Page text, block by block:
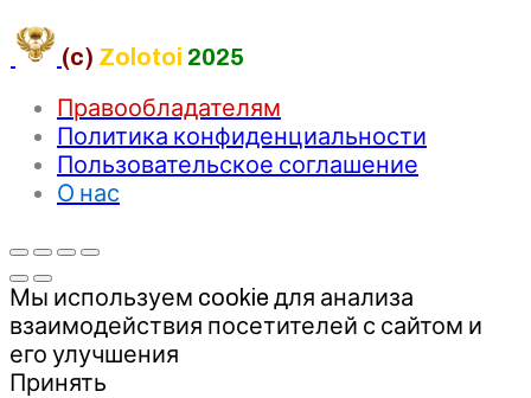
(c) Zolotoi 2025
Правообладателям
Политика конфиденциальности
Пользовательское соглашение
О нас
Мы используем cookie для анализа
взаимодействия посетителей с сайтом и
его улучшения
Принять